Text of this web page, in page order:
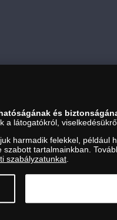
Magyar Kereskedelmi
és
a látogatókról,
harmadik felekkel, például
tartalmainkban.
szabályzatunkat